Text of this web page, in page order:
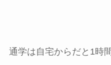
通学は自宅からだと1時